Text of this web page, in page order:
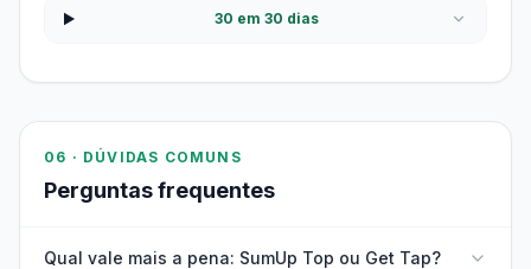
30 em 30 dias
06 · DÚVIDAS COMUNS
Perguntas frequentes
Qual vale mais a pena: SumUp Top ou Get Tap?